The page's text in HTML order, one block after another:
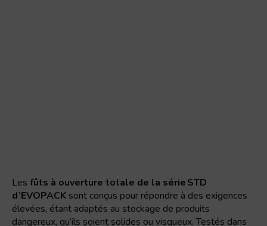
Les fûts à ouverture totale de la série STD
d’EVOPACK sont conçus pour répondre à des exigences
élevées, étant adaptés au stockage de produits
dangereux, qu’ils soient solides ou visqueux. Testés dans